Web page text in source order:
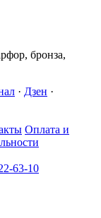
бронза,
· Дзен ·
Оплата и
63-10